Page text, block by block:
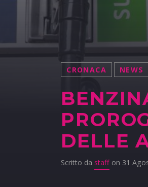
CRONACA NEWS
DELLE
Scritto da staff on 31